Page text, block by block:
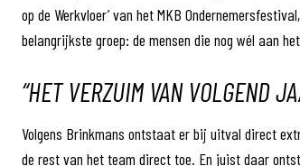
op de Werkvloer’ van het MKB
belangrijkste groep: de mensen die nog wél aan
“HET VERZUIM VAN VOLGEND
Volgens Brinkmans ontstaat er bij uitval direct
de rest van het team direct toe. En juist daar